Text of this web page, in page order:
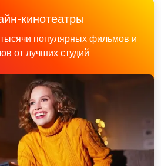
кинотеатры
популярных фильмов и
от лучших студий